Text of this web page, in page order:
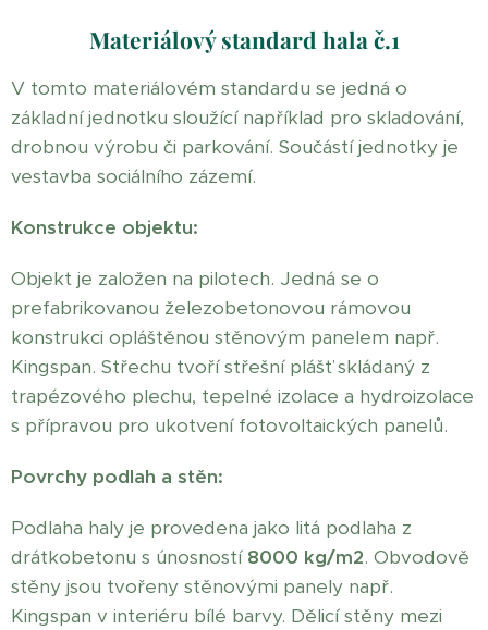
Materiálový standard hala č.1
V tomto materiálovém standardu se jedná o
základní jednotku sloužící například pro skladování,
drobnou výrobu či parkování. Součástí jednotky je
vestavba sociálního zázemí.
Konstrukce objektu:
Objekt je založen na pilotech. Jedná se o
prefabrikovanou železobetonovou rámovou
konstrukci opláštěnou stěnovým panelem např.
Kingspan. Střechu tvoří střešní plášť skládaný z
trapézového plechu, tepelné izolace a hydroizolace
s přípravou pro ukotvení fotovoltaických panelů.
Povrchy podlah a stěn:
Podlaha haly je provedena jako litá podlaha z
drátkobetonu s únosností 8000 kg/m2. Obvodově
stěny jsou tvořeny stěnovými panely např.
Kingspan v interiéru bílé barvy. Dělicí stěny mezi